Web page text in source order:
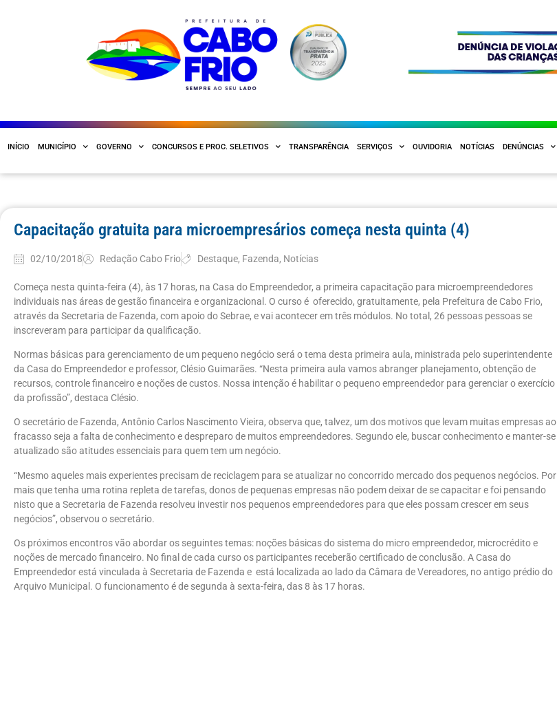
INÍCIO MUNICÍPIO GOVERNO CONCURSOS E PROC. SELETIVOS TRANSPARÊNCIA SERVIÇOS OUVIDORIA NOTÍCIAS DENÚNCIAS
Capacitação gratuita para microempresários começa nesta quinta (4)
02/10/2018 Redação Cabo Frio Destaque, Fazenda, Notícias
Começa nesta quinta-feira (4), às 17 horas, na Casa do Empreendedor, a primeira capacitação para microempreendedores
individuais nas áreas de gestão financeira e organizacional. O curso é oferecido, gratuitamente, pela Prefeitura de Cabo Frio,
através da Secretaria de Fazenda, com apoio do Sebrae, e vai acontecer em três módulos. No total, 26 pessoas pessoas se
inscreveram para participar da qualificação.
Normas básicas para gerenciamento de um pequeno negócio será o tema desta primeira aula, ministrada pelo superintendente
da Casa do Empreendedor e professor, Clésio Guimarães. “Nesta primeira aula vamos abranger planejamento, obtenção de
recursos, controle financeiro e noções de custos. Nossa intenção é habilitar o pequeno empreendedor para gerenciar o exercício
da profissão”, destaca Clésio.
O secretário de Fazenda, Antônio Carlos Nascimento Vieira, observa que, talvez, um dos motivos que levam muitas empresas ao
fracasso seja a falta de conhecimento e despreparo de muitos empreendedores. Segundo ele, buscar conhecimento e manter-se
atualizado são atitudes essenciais para quem tem um negócio.
“Mesmo aqueles mais experientes precisam de reciclagem para se atualizar no concorrido mercado dos pequenos negócios. Por
mais que tenha uma rotina repleta de tarefas, donos de pequenas empresas não podem deixar de se capacitar e foi pensando
nisto que a Secretaria de Fazenda resolveu investir nos pequenos empreendedores para que eles possam crescer em seus
negócios”, observou o secretário.
Os próximos encontros vão abordar os seguintes temas: noções básicas do sistema do micro empreendedor, microcrédito e
noções de mercado financeiro. No final de cada curso os participantes receberão certificado de conclusão. A Casa do
Empreendedor está vinculada à Secretaria de Fazenda e está localizada ao lado da Câmara de Vereadores, no antigo prédio do
Arquivo Municipal. O funcionamento é de segunda à sexta-feira, das 8 às 17 horas.